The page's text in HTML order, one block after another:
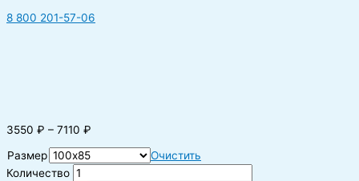
8 800 201-57-06
3550 ₽ – 7110 ₽
Размер
Очистить
Количество